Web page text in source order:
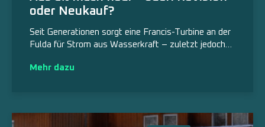
oder Neukauf?
Seit Generationen sorgt eine Francis-Turbine an der
Fulda für Strom aus Wasserkraft – zuletzt jedoch…
Mehr dazu